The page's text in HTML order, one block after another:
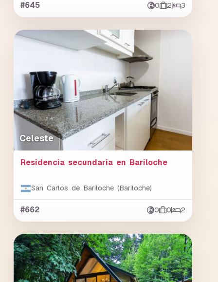
#645 0 2 3
Celeste
Residencia secundaria en Bariloche
San Carlos de Bariloche (Bariloche)
#662 0 0 2